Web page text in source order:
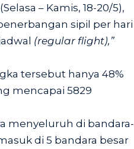
– Kamis, 18-20/5),
sipil per hari
(regular flight),”
tersebut hanya 48%
mencapai 5829
menyeluruh di bandara-
di 5 bandara besar